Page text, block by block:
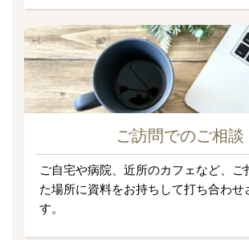
ご訪問でのご相談
ご自宅や病院、近所のカフェなど、ご
た場所に資料をお持ちして打ち合わせ
す。